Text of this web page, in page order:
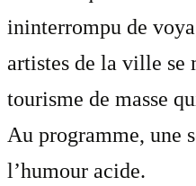
ininterrompu de
artistes de la ville se
tourisme de masse
Au programme, une
l’humour acide.